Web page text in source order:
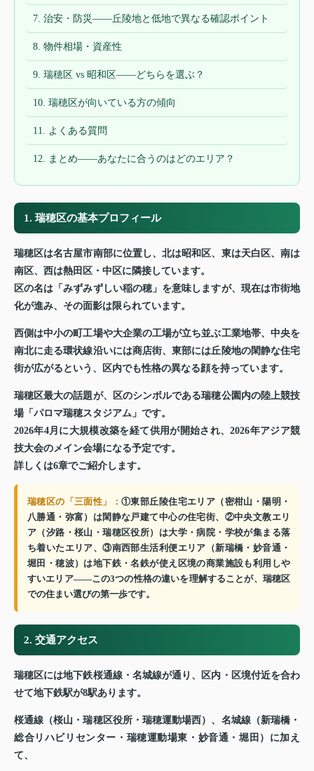
7. 治安・防災——丘陵地と低地で異なる確認ポイント
8. 物件相場・資産性
9. 瑞穂区 vs 昭和区——どちらを選ぶ？
10. 瑞穂区が向いている方の傾向
11. よくある質問
12. まとめ——あなたに合うのはどのエリア？
1. 瑞穂区の基本プロフィール
瑞穂区は名古屋市南部に位置し、北は昭和区、東は天白区、南は
南区、西は熱田区・中区に隣接しています。
区の名は「みずみずしい稲の穂」を意味しますが、現在は市街地
化が進み、その面影は限られています。
西側は中小の町工場や大企業の工場が立ち並ぶ工業地帯、中央を
南北に走る環状線沿いには商店街、東部には丘陵地の閑静な住宅
街が広がるという、区内でも性格の異なる顔を持っています。
瑞穂区最大の話題が、区のシンボルである瑞穂公園内の陸上競技
場「パロマ瑞穂スタジアム」です。
2026年4月に大規模改築を経て供用が開始され、2026年アジア競
技大会のメイン会場になる予定です。
詳しくは6章でご紹介します。
瑞穂区の「三面性」：①東部丘陵住宅エリア（密柑山・陽明・
八勝通・弥富）は閑静な戸建て中心の住宅街、②中央文教エリ
ア（汐路・桜山・瑞穂区役所）は大学・病院・学校が集まる落
ち着いたエリア、③南西部生活利便エリア（新瑞橋・妙音通・
堀田・穂波）は地下鉄・名鉄が使え区境の商業施設も利用しや
すいエリア——この3つの性格の違いを理解することが、瑞穂区
での住まい選びの第一歩です。
2. 交通アクセス
瑞穂区には地下鉄桜通線・名城線が通り、区内・区境付近を合わ
せて地下鉄駅が8駅あります。
桜通線（桜山・瑞穂区役所・瑞穂運動場西）、名城線（新瑞橋・
総合リハビリセンター・瑞穂運動場東・妙音通・堀田）に加え
て、